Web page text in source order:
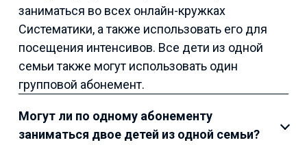
заниматься во всех онлайн-кружках
Систематики, а также использовать его для
посещения интенсивов. Все дети из одной
семьи также могут использовать один
групповой абонемент.
Могут ли по одному абонементу
заниматься двое детей из одной семьи?